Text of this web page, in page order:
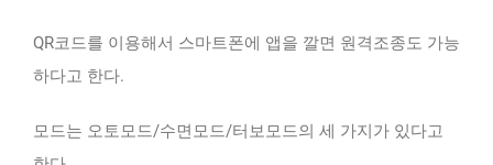
QR코드를 이용해서 스마트폰에 앱을 깔면 원격조종도 가능
하다고 한다.
모드는 오토모드/수면모드/터보모드의 세 가지가 있다고